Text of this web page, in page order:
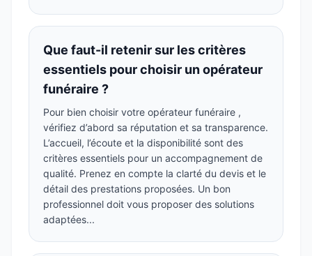
Que faut-il retenir sur les critères
essentiels pour choisir un opérateur
funéraire ?
Pour bien choisir votre opérateur funéraire ,
vérifiez d’abord sa réputation et sa transparence.
L’accueil, l’écoute et la disponibilité sont des
critères essentiels pour un accompagnement de
qualité. Prenez en compte la clarté du devis et le
détail des prestations proposées. Un bon
professionnel doit vous proposer des solutions
adaptées...